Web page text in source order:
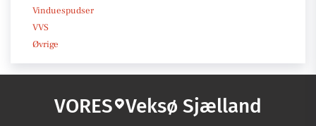
Vinduespudser
VVS
Øvrige
VORES Veksø Sjælland